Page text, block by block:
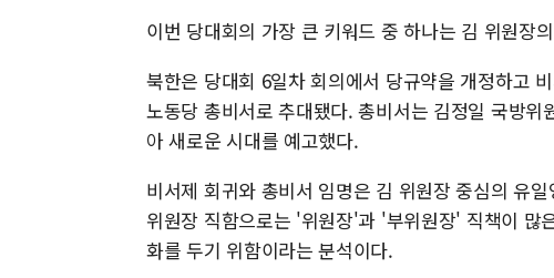
이번 당대회의 가장 큰 키워드 중 하나는 김 위원장
북한은 당대회 6일차 회의에서 당규약을 개정하고
노동당 총비서로 추대됐다. 총비서는 김정일 국방
아 새로운 시대를 예고했다.
비서제 회귀와 총비서 임명은 김 위원장 중심의 유
위원장 직함으로는 '위원장'과 '부위원장' 직책이 많
화를 두기 위함이라는 분석이다.